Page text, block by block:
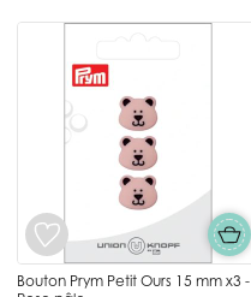
Bouton Prym Petit Ours 15 mm x3 -